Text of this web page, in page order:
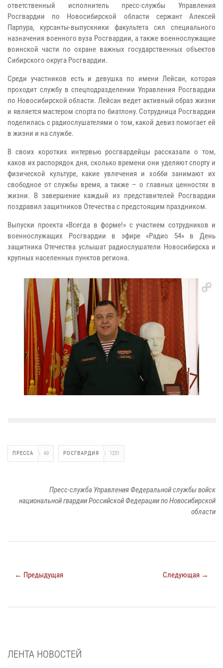
ответственный исполнитель пресс-службы Управления
Росгвардии по Новосибирской области сержант Алексей
Парпура, курсанты-выпускники факультета сил специального
назначения военного вуза Росгвардии, а также военнослужащие
воинской части по охране важных государственных объектов
Сибирского округа Росгвардии.
Среди участников есть и девушка по имени Лейсан, которая
проходит службу в спецподразделении Управления Росгвардии
по Новосибирской области. Лейсан ведет активный образ жизни
и является мастером спорта по биатлону. Сотрудница Росгвардии
поделилась с радиослушателями о том, какой девиз помогает ей
в жизни и на службе.
В своих коротких интервью росгвардейцы рассказали о том,
каков их распорядок дня, сколько времени они уделяют спорту и
физической культуре, какие увлечения и хобби занимают их
свободное от службы время, а также – о главных ценностях в
жизни. В завершение каждый из представителей Росгвардии
поздравил защитников Отечества с предстоящим праздником.
Выпуски проекта «Всегда в форме!» с участием сотрудников и
военнослужащих Росгвардии в эфире «Радио 54» в День
защитника Отечества услышат радиослушатели Новосибирска и
крупных населенных пунктов региона.
ПРЕССА 60 РОСГВАРДИЯ 1231
Пресс-служба Управления Федеральной службы войск
национальной гвардии Российской Федерации по Новосибирской
области
← Предыдущая Следующая →
ЛЕНТА НОВОСТЕЙ